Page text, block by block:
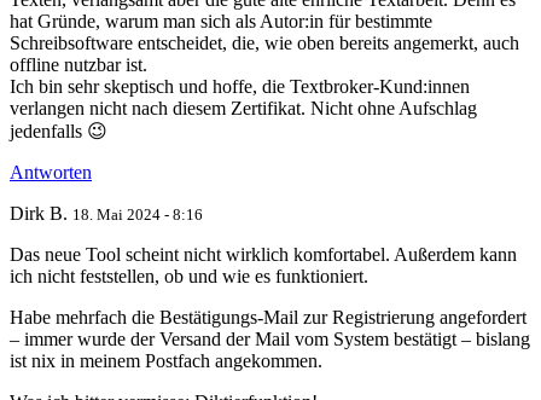
hat Gründe, warum man sich als Autor:in für bestimmte
Schreibsoftware entscheidet, die, wie oben bereits angemerkt, auch
offline nutzbar ist.
Ich bin sehr skeptisch und hoffe, die Textbroker-Kund:innen
verlangen nicht nach diesem Zertifikat. Nicht ohne Aufschlag
jedenfalls 😉
Antworten
Dirk B. 18. Mai 2024 - 8:16
Das neue Tool scheint nicht wirklich komfortabel. Außerdem kann
ich nicht feststellen, ob und wie es funktioniert.
Habe mehrfach die Bestätigungs-Mail zur Registrierung angefordert
– immer wurde der Versand der Mail vom System bestätigt – bislang
ist nix in meinem Postfach angekommen.